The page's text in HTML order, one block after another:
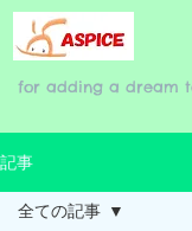
for adding a dream
記事
全ての記事